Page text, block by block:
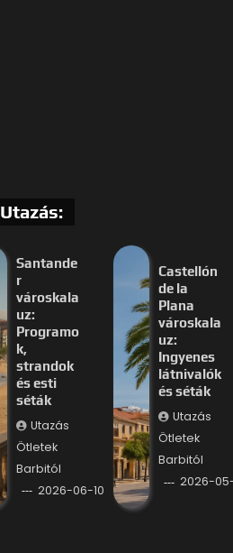
Utazás:
Santande
r
városkala
uz:
Programo
k,
strandok
és esti
séták
Utazás
Ötletek
Barbitól
2026-06-10
Castellón
de la
Plana
városkala
uz:
Ingyenes
látnivalók
és séták
Utazás
Ötletek
Barbitól
2026-